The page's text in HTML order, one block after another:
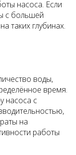
насоса. Если
с большей
таких глубинах.
воды,
время.
насоса с
на
работы